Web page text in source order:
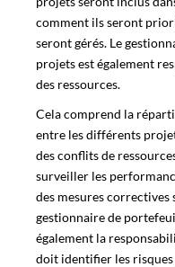
comment ils seront
seront gérés. Le
projets est également
des ressources.
Cela comprend la
entre les différents
des conflits de
surveiller les
des mesures correctives
gestionnaire de
également la
doit identifier les